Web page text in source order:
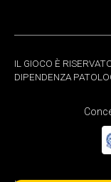
IL GIOCO È
DIPENDENZA